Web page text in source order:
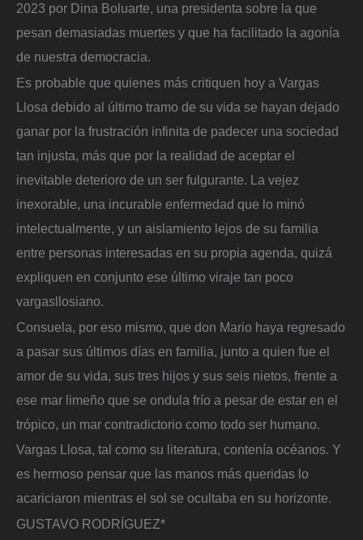
2023 por Dina Boluarte, una presidenta sobre la que
pesan demasiadas muertes y que ha facilitado la agonía
de nuestra democracia.
Es probable que quienes más critiquen hoy a Vargas
Llosa debido al último tramo de su vida se hayan dejado
ganar por la frustración infinita de padecer una sociedad
tan injusta, más que por la realidad de aceptar el
inevitable deterioro de un ser fulgurante. La vejez
inexorable, una incurable enfermedad que lo minó
intelectualmente, y un aislamiento lejos de su familia
entre personas interesadas en su propia agenda, quizá
expliquen en conjunto ese último viraje tan poco
vargasllosiano.
Consuela, por eso mismo, que don Mario haya regresado
a pasar sus últimos días en familia, junto a quien fue el
amor de su vida, sus tres hijos y sus seis nietos, frente a
ese mar limeño que se ondula frío a pesar de estar en el
trópico, un mar contradictorio como todo ser humano.
Vargas Llosa, tal como su literatura, contenía océanos. Y
es hermoso pensar que las manos más queridas lo
acariciaron mientras el sol se ocultaba en su horizonte.
GUSTAVO RODRÍGUEZ*